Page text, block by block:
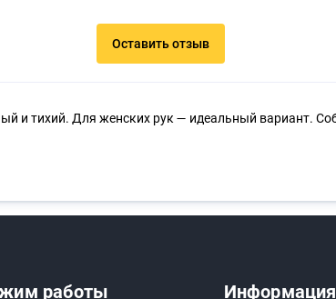
Оставить отзыв
и тихий. Для женских рук — идеальный вариант.
работы
Информация